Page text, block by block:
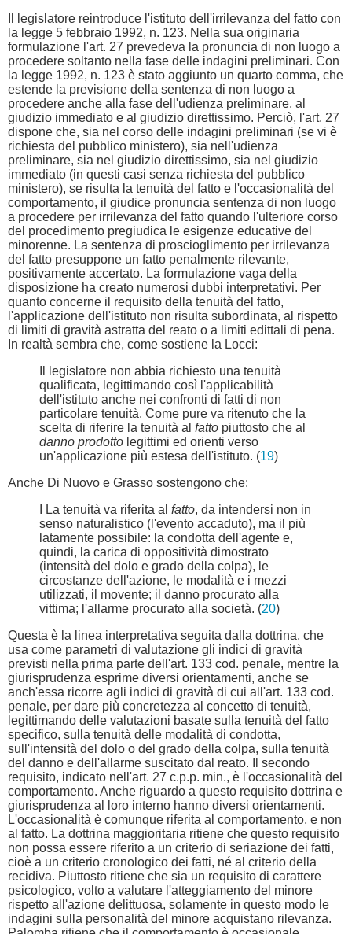
Il legislatore reintroduce l'istituto dell'irrilevanza del fatto con
la legge 5 febbraio 1992, n. 123. Nella sua originaria
formulazione l'art. 27 prevedeva la pronuncia di non luogo a
procedere soltanto nella fase delle indagini preliminari. Con
la legge 1992, n. 123 è stato aggiunto un quarto comma, che
estende la previsione della sentenza di non luogo a
procedere anche alla fase dell'udienza preliminare, al
giudizio immediato e al giudizio direttissimo. Perciò, l'art. 27
dispone che, sia nel corso delle indagini preliminari (se vi è
richiesta del pubblico ministero), sia nell'udienza
preliminare, sia nel giudizio direttissimo, sia nel giudizio
immediato (in questi casi senza richiesta del pubblico
ministero), se risulta la tenuità del fatto e l'occasionalità del
comportamento, il giudice pronuncia sentenza di non luogo
a procedere per irrilevanza del fatto quando l'ulteriore corso
del procedimento pregiudica le esigenze educative del
minorenne. La sentenza di proscioglimento per irrilevanza
del fatto presuppone un fatto penalmente rilevante,
positivamente accertato. La formulazione vaga della
disposizione ha creato numerosi dubbi interpretativi. Per
quanto concerne il requisito della tenuità del fatto,
l'applicazione dell'istituto non risulta subordinata, al rispetto
di limiti di gravità astratta del reato o a limiti edittali di pena.
In realtà sembra che, come sostiene la Locci:
Il legislatore non abbia richiesto una tenuità
qualificata, legittimando così l'applicabilità
dell'istituto anche nei confronti di fatti di non
particolare tenuità. Come pure va ritenuto che la
scelta di riferire la tenuità al fatto piuttosto che al
danno prodotto legittimi ed orienti verso
un'applicazione più estesa dell'istituto. (19)
Anche Di Nuovo e Grasso sostengono che:
I La tenuità va riferita al fatto, da intendersi non in
senso naturalistico (l'evento accaduto), ma il più
latamente possibile: la condotta dell'agente e,
quindi, la carica di oppositività dimostrato
(intensità del dolo e grado della colpa), le
circostanze dell'azione, le modalità e i mezzi
utilizzati, il movente; il danno procurato alla
vittima; l'allarme procurato alla società. (20)
Questa è la linea interpretativa seguita dalla dottrina, che
usa come parametri di valutazione gli indici di gravità
previsti nella prima parte dell'art. 133 cod. penale, mentre la
giurisprudenza esprime diversi orientamenti, anche se
anch'essa ricorre agli indici di gravità di cui all'art. 133 cod.
penale, per dare più concretezza al concetto di tenuità,
legittimando delle valutazioni basate sulla tenuità del fatto
specifico, sulla tenuità delle modalità di condotta,
sull'intensità del dolo o del grado della colpa, sulla tenuità
del danno e dell'allarme suscitato dal reato. Il secondo
requisito, indicato nell'art. 27 c.p.p. min., è l'occasionalità del
comportamento. Anche riguardo a questo requisito dottrina e
giurisprudenza al loro interno hanno diversi orientamenti.
L'occasionalità è comunque riferita al comportamento, e non
al fatto. La dottrina maggioritaria ritiene che questo requisito
non possa essere riferito a un criterio di seriazione dei fatti,
cioè a un criterio cronologico dei fatti, né al criterio della
recidiva. Piuttosto ritiene che sia un requisito di carattere
psicologico, volto a valutare l'atteggiamento del minore
rispetto all'azione delittuosa, solamente in questo modo le
indagini sulla personalità del minore acquistano rilevanza.